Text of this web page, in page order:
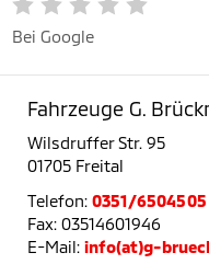
Bei Google
Fahrzeuge G.
Wilsdruffer Str. 95
01705 Freital
Telefon: 0351/6504505
Fax: 03514601946
E-Mail: info(at)g-